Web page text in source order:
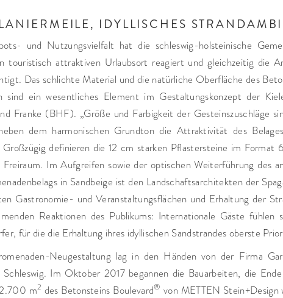
IDYLLISCHES
und Nutzungsvielfalt hat die schleswig-holsteinische
touristisch attraktiven Urlaubsort reagiert und gleichzeitig die
Das schlichte Material und die natürliche Oberfläche des
sind ein wesentliches Element im Gestaltungskonzept der
Franke (BHF). „Größe und Farbigkeit der Gesteinszuschläge
dem harmonischen Grundton die Attraktivität des
definieren die 12 cm starken Pflastersteine im
Im Aufgreifen sowie der optischen Weiterführung des
in Sandbeige ist den Landschaftsarchitekten der
Gastronomie- und Veranstaltungsflächen und Erhaltung der
Reaktionen des Publikums: Internationale Gäste fühlen
für die die Erhaltung ihres idyllischen Sandstrandes oberste
Neugestaltung lag in den Händen von der Firma
Im Oktober 2017 begannen die Bauarbeiten, die
m2 des Betonsteins Boulevard® von METTEN Stein+Design